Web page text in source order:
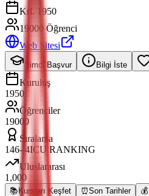
Krl. 1950
19000 Öğrenci
Web Sitesi
Şimdi Başvur Bilgi İste
Kuruluş
1950
Öğrenciler
19000
Sıralama
146- 4ICU RANKING
Uluslararası
1,000
📚 Kursları Keşfet ⏰Son Tarihler 💰